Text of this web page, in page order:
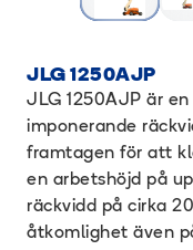
JLG 1250AJP
JLG 1250AJP är
imponerande
framtagen för att
en arbetshöjd på
räckvidd på cirka
åtkomlighet även